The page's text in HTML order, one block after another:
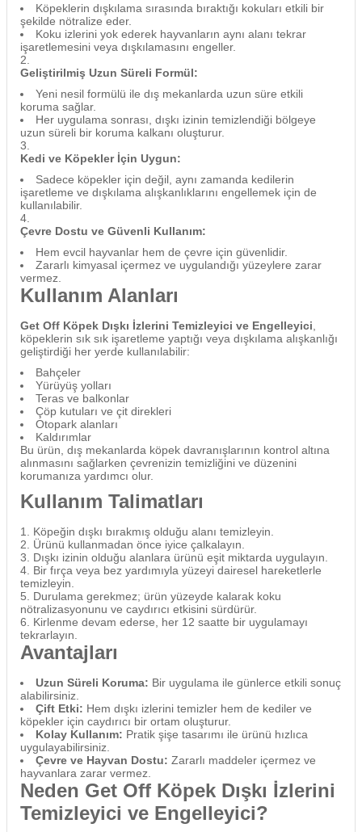
Köpeklerin dışkılama sırasında bıraktığı kokuları etkili bir
şekilde nötralize eder.
Koku izlerini yok ederek hayvanların aynı alanı tekrar
işaretlemesini veya dışkılamasını engeller.
Geliştirilmiş Uzun Süreli Formül:
Yeni nesil formülü ile dış mekanlarda uzun süre etkili
koruma sağlar.
Her uygulama sonrası, dışkı izinin temizlendiği bölgeye
uzun süreli bir koruma kalkanı oluşturur.
Kedi ve Köpekler İçin Uygun:
Sadece köpekler için değil, aynı zamanda kedilerin
işaretleme ve dışkılama alışkanlıklarını engellemek için de
kullanılabilir.
Çevre Dostu ve Güvenli Kullanım:
Hem evcil hayvanlar hem de çevre için güvenlidir.
Zararlı kimyasal içermez ve uygulandığı yüzeylere zarar
vermez.
Kullanım Alanları
Get Off Köpek Dışkı İzlerini Temizleyici ve Engelleyici
köpeklerin sık sık işaretleme yaptığı veya dışkılama alışkanlığı
geliştirdiği her yerde kullanılabilir:
Bahçeler
Yürüyüş yolları
Teras ve balkonlar
Çöp kutuları ve çit direkleri
Otopark alanları
Kaldırımlar
Bu ürün, dış mekanlarda köpek davranışlarının kontrol altına
alınmasını sağlarken çevrenizin temizliğini ve düzenini
korumanıza yardımcı olur.
Kullanım Talimatları
Köpeğin dışkı bırakmış olduğu alanı temizleyin.
Ürünü kullanmadan önce iyice çalkalayın.
Dışkı izinin olduğu alanlara ürünü eşit miktarda uygulayın.
Bir fırça veya bez yardımıyla yüzeyi dairesel hareketlerle
temizleyin.
Durulama gerekmez; ürün yüzeyde kalarak koku
nötralizasyonunu ve caydırıcı etkisini sürdürür.
Kirlenme devam ederse, her 12 saatte bir uygulamayı
tekrarlayın.
Avantajları
Uzun Süreli Koruma: Bir uygulama ile günlerce etkili sonuç
alabilirsiniz.
Çift Etki: Hem dışkı izlerini temizler hem de kediler ve
köpekler için caydırıcı bir ortam oluşturur.
Kolay Kullanım: Pratik şişe tasarımı ile ürünü hızlıca
uygulayabilirsiniz.
Çevre ve Hayvan Dostu: Zararlı maddeler içermez ve
hayvanlara zarar vermez.
Neden Get Off Köpek Dışkı İzlerini
Temizleyici ve Engelleyici?